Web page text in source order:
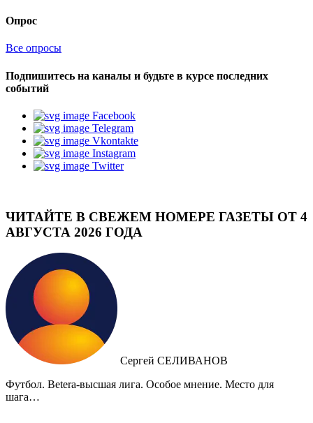
Опрос
Все опросы
Подпишитесь на каналы и будьте в курсе последних
событий
Facebook
Telegram
Vkontakte
Instagram
Twitter
ЧИТАЙТЕ В СВЕЖЕМ НОМЕРЕ ГАЗЕТЫ ОТ 4
АВГУСТА 2026 ГОДА
Сергей СЕЛИВАНОВ
Футбол. Betera-высшая лига. Особое мнение. Место для
шага…